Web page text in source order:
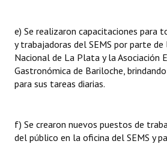
e) Se realizaron capacitaciones para
y trabajadoras del SEMS por parte de
Nacional de La Plata y la Asociación
Gastronómica de Bariloche,
para sus tareas diarias.
f) Se crearon nuevos puestos de
del público en la oficina del SEMS y